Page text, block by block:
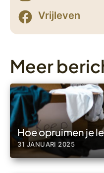
Vrijleven
Meer
Hoe opruimen je
31 JANUARI 2025